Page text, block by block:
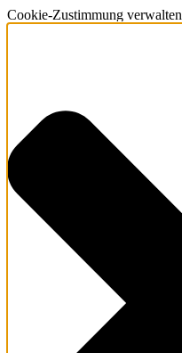
Cookie-Zustimmung verwalten